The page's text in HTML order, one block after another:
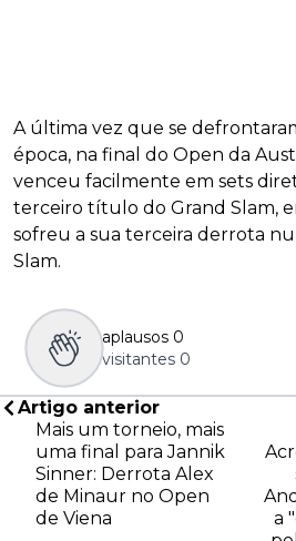
A última vez que se
época, na final do Open da
venceu facilmente em sets
terceiro título do Grand Slam,
sofreu a sua terceira derrota
Slam.
aplausos 0
visitantes 0
Artigo anterior
Mais um torneio, mais
uma final para Jannik
Sinner: Derrota Alex
de Minaur no Open
de Viena
a